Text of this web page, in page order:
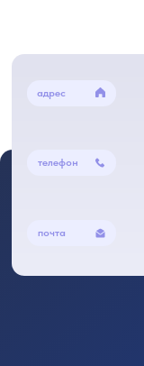
адрес
телефон
почта